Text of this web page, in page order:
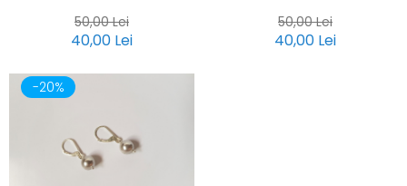
50,00 Lei
40,00 Lei
50,00 Lei
40,00 Lei
-20%